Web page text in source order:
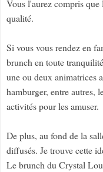
Vous l'aurez compris
qualité.
Si vous vous rendez en
brunch en toute
une ou deux animatrices
hamburger, entre autres,
activités pour les amuser.
De plus, au fond de la
diffusés. Je trouve cette
Le brunch du Crystal